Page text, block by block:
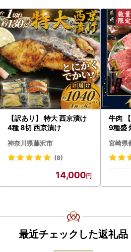
【訳あり】 特大 西京漬け
4種 8切 西京漬け
神奈川県藤沢市
(8)
14,000
牛肉
9種盛
シ!! 牛
宮崎県
最近チェックした返礼品